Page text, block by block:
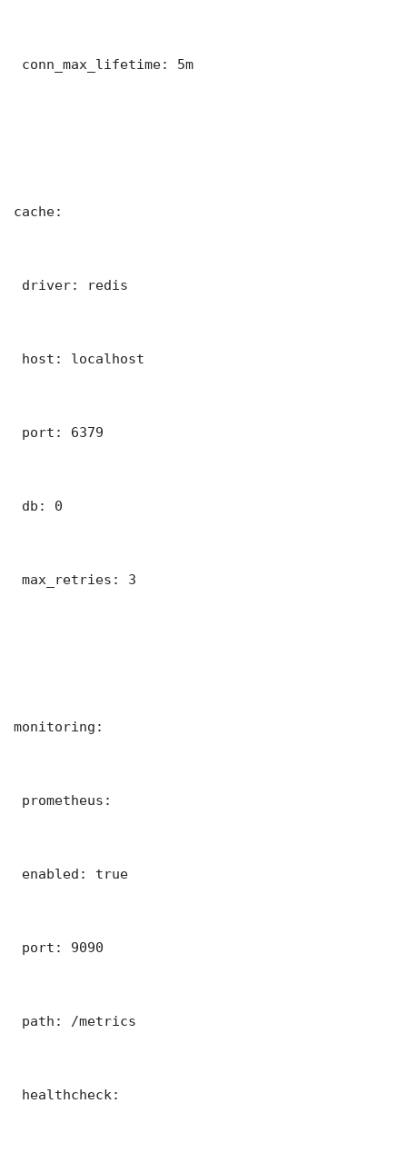
conn_max_lifetime: 5m
cache:
driver: redis
host: localhost
port: 6379
db: 0
max_retries: 3
monitoring:
prometheus:
enabled: true
port: 9090
path: /metrics
healthcheck: